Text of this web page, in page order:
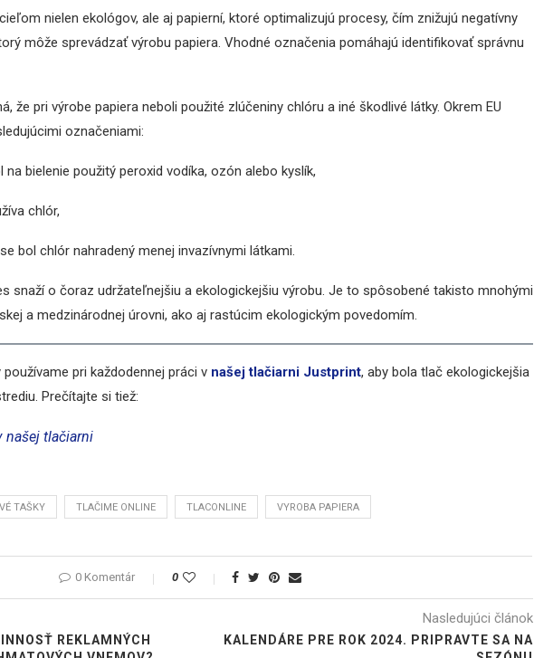
nielen ekológov, ale aj papierní, ktoré optimalizujú procesy, čím znižujú negatívny
môže sprevádzať výrobu papiera. Vhodné označenia pomáhajú identifikovať správnu
že pri výrobe papiera neboli použité zlúčeniny chlóru a iné škodlivé látky. Okrem EU
označeniami:
bielenie použitý peroxid vodíka, ozón alebo kyslík,
chlór,
bol chlór nahradený menej invazívnymi látkami.
snaží o čoraz udržateľnejšiu a ekologickejšiu výrobu. Je to spôsobené takisto mnohými
a medzinárodnej úrovni, ako aj rastúcim ekologickým povedomím.
pri každodennej práci v našej tlačiarni Justprint, aby bola tlač ekologickejšia
Prečítajte si tiež:
našej tlačiarni
TAŠKY TLAČIME ONLINE TLACONLINE VYROBA PAPIERA
0 Komentár 0
REKLAMNÝCH
Nasledujúci článok
KALENDÁRE PRE ROK 2024. PRIPRAVTE SA NA